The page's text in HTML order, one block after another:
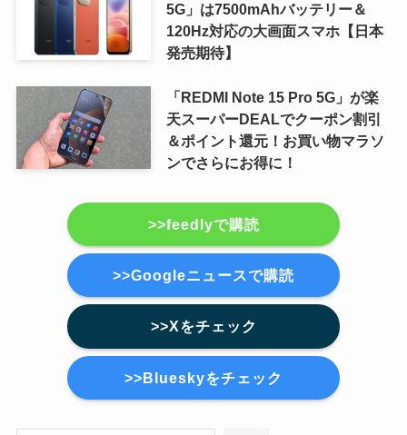
5G」は7500mAhバッテリー＆
120Hz対応の大画面スマホ【日本
発売期待】
「REDMI Note 15 Pro 5G」が楽
天スーパーDEALでクーポン割引
＆ポイント還元！お買い物マラソ
ンでさらにお得に！
>>feedlyで購読
>>Googleニュースで購読
>>Xをチェック
>>Blueskyをチェック